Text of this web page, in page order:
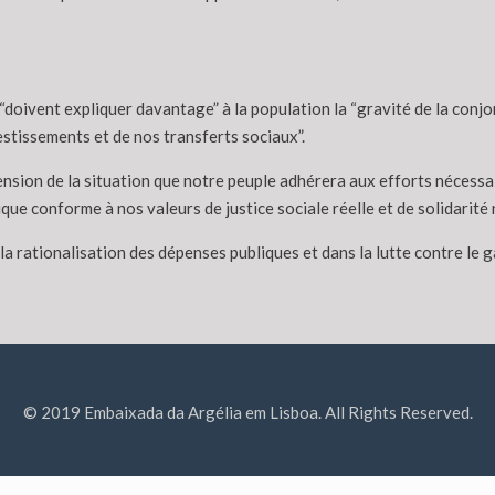
expliquer davantage” à la population la “gravité de la
et de nos transferts sociaux”.
de la situation que notre peuple adhérera aux efforts
conforme à nos valeurs de justice sociale réelle et de solidarité
rationalisation des dépenses publiques et dans la lutte contre
© 2019 Embaixada da Argélia em Lisboa. All Rights Reserved.